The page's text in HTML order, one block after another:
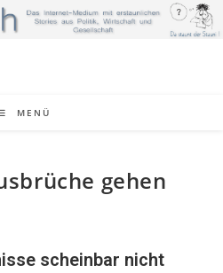
MENÜ
gehen
scheinbar nicht